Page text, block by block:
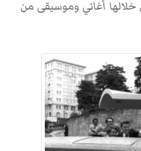
خلالها أغاني وموسيقى من